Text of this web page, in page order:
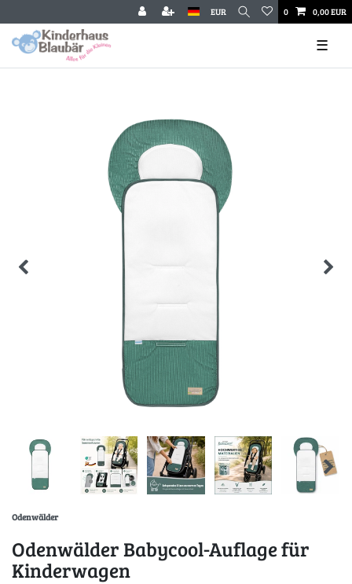
EUR 0 0,00 EUR
☰
Odenwälder
Odenwälder Babycool-Auflage für
Kinderwagen